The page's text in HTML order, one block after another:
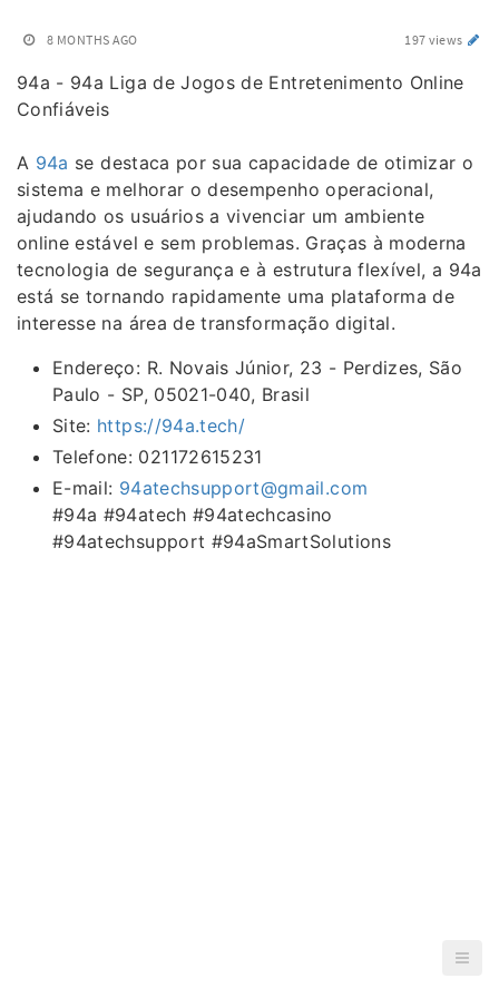
8 MONTHS AGO 197 views
94a - 94a Liga de Jogos de Entretenimento Online
Confiáveis
A 94a se destaca por sua capacidade de otimizar o
sistema e melhorar o desempenho operacional,
ajudando os usuários a vivenciar um ambiente
online estável e sem problemas. Graças à moderna
tecnologia de segurança e à estrutura flexível, a 94a
está se tornando rapidamente uma plataforma de
interesse na área de transformação digital.
Endereço: R. Novais Júnior, 23 - Perdizes, São
Paulo - SP, 05021-040, Brasil
Site: https://94a.tech/
Telefone: 021172615231
E-mail: 94atechsupport@gmail.com
#94a #94atech #94atechcasino
#94atechsupport #94aSmartSolutions